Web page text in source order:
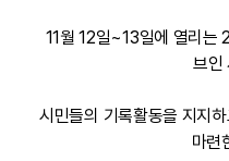
11월 12일~13일에 열리는
브인
시민들의 기록활동을 지지
마련